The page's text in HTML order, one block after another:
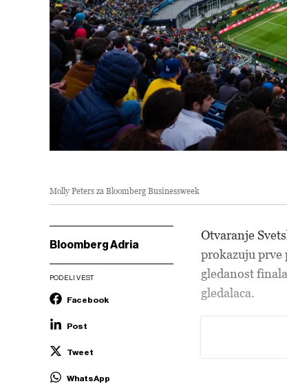
Molly Peters za Bloomberg Businessweek
Bloomberg Adria
PODELI VEST
Facebook
Post
Tweet
WhatsApp
Otvaranje
prokazuju prve
gledanost
gledalaca.